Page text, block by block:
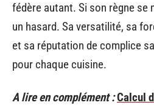
fédère autant. Si son règne se
un hasard. Sa versatilité, sa
et sa réputation de complice
pour chaque cuisine.
A lire en complément :Calcul